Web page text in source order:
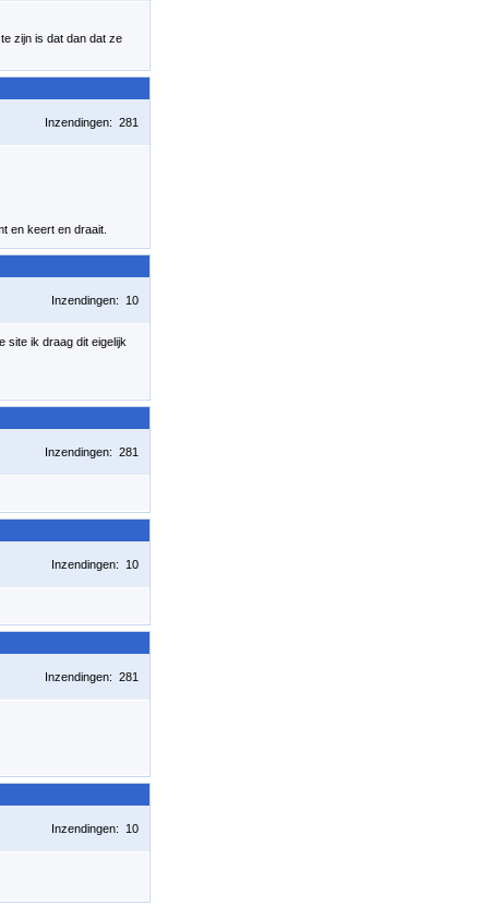
zijn is dat dan dat ze
Inzendingen: 281
en keert en draait.
Inzendingen: 10
site ik draag dit eigelijk
Inzendingen: 281
Inzendingen: 10
Inzendingen: 281
Inzendingen: 10